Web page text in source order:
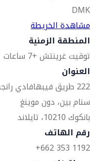
DMK
مشاهدة الخريطة
المنطقة الزمنية
توقيت غرينتش +7 ساعات
العنوان
222 طريق فيبهافادي رانجسيت
سنام بين، دون موينغ
بانكوك 10210، تايلاند
رقم الهاتف
1192 353 662+